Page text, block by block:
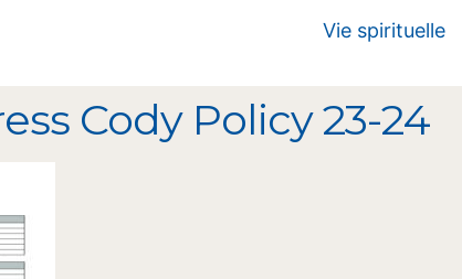
Vie spirituelle
Cody Policy 23-24